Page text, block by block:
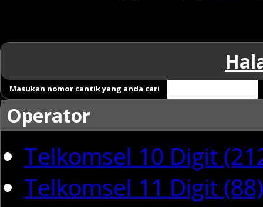
Masukan nomor cantik yang anda cari
Operator
Telkomsel 10 Digit
Telkomsel 11 Digit (88)